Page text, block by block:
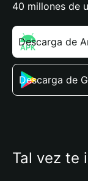
40 millones de
Descarga de
Descarga de
Tal vez te